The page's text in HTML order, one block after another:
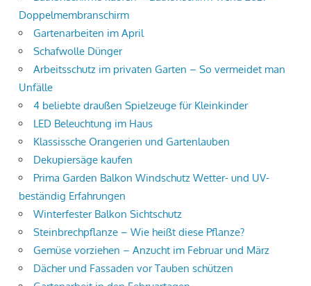
Doppelmembranschirm
Gartenarbeiten im April
Schafwolle Dünger
Arbeitsschutz im privaten Garten – So vermeidet man
Unfälle
4 beliebte draußen Spielzeuge für Kleinkinder
LED Beleuchtung im Haus
Klassissche Orangerien und Gartenlauben
Dekupiersäge kaufen
Prima Garden Balkon Windschutz Wetter- und UV-
beständig Erfahrungen
Winterfester Balkon Sichtschutz
Steinbrechpflanze – Wie heißt diese Pflanze?
Gemüse vorziehen – Anzucht im Februar und März
Dächer und Fassaden vor Tauben schützen